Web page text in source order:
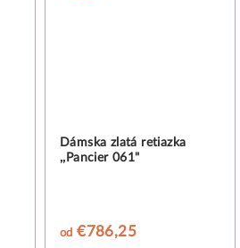
Dámska zlatá retiazka
,,Pancier 061"
od €786,25